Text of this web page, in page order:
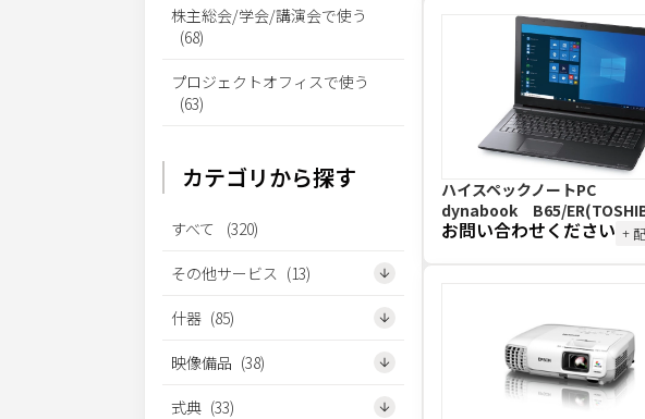
株主総会/学会/講演会で使う
(68)
プロジェクトオフィスで使う
(63)
カテゴリから探す
すべて (320)
その他サービス (13)
什器 (85)
映像備品 (38)
式典 (33)
ハイスペックノートPC
dynabook B65/
お問い合わせください +